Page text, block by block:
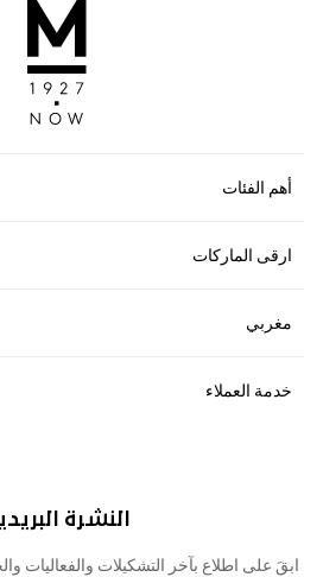
أهم الفئات
ارقى الماركات
مغربي
خدمة العملاء
النشرة
ابقَ على اطلاع بآخر التشكيلات والفعاليات